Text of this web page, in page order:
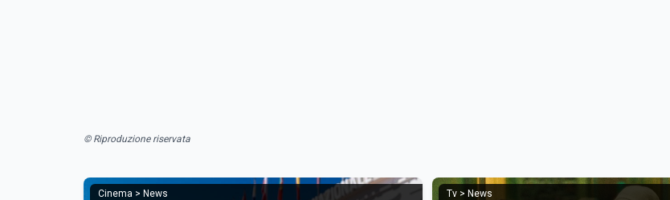
© Riproduzione riservata
Cinema > News Tv > News